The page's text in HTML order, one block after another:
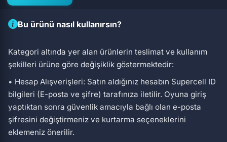
Bu ürünü nasıl kullanırsın?
Kategori altında yer alan ürünlerin teslimat ve kullanım
şekilleri ürüne göre değişiklik göstermektedir:
• Hesap Alışverişleri: Satın aldığınız hesabın Supercell ID
bilgileri (E-posta ve şifre) tarafınıza iletilir. Oyuna giriş
yaptıktan sonra güvenlik amacıyla bağlı olan e-posta
şifresini değiştirmeniz ve kurtarma seçeneklerini
eklemeniz önerilir.